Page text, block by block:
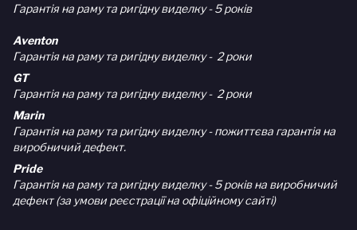
Гарантія на раму та ригідну виделку - 5 років
Aventon
Гарантія на раму та ригідну виделку - 2 роки
GT
Гарантія на раму та ригідну виделку - 2 роки
Marin
Гарантія на раму та ригідну виделку - пожиттєва гарантія на
виробничий дефект.
Pride
Гарантія на раму та ригідну виделку - 5 років на виробничий
дефект (за умови реєстрації на офіційному сайті)